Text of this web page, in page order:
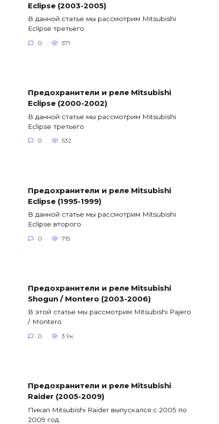
Eclipse (2003-2005)
В данной статье мы рассмотрим Mitsubishi
Eclipse третьего
0 571
Предохранители и реле Mitsubishi
Eclipse (2000-2002)
В данной статье мы рассмотрим Mitsubishi
Eclipse третьего
0 532
Предохранители и реле Mitsubishi
Eclipse (1995-1999)
В данной статье мы рассмотрим Mitsubishi
Eclipse второго
0 715
Предохранители и реле Mitsubishi
Shogun / Montero (2003-2006)
В этой статье мы рассмотрим Mitsubishi Pajero
/ Montero
0 3.9к.
Предохранители и реле Mitsubishi
Raider (2005-2009)
Пикап Mitsubishi Raider выпускался с 2005 по
2009 год.